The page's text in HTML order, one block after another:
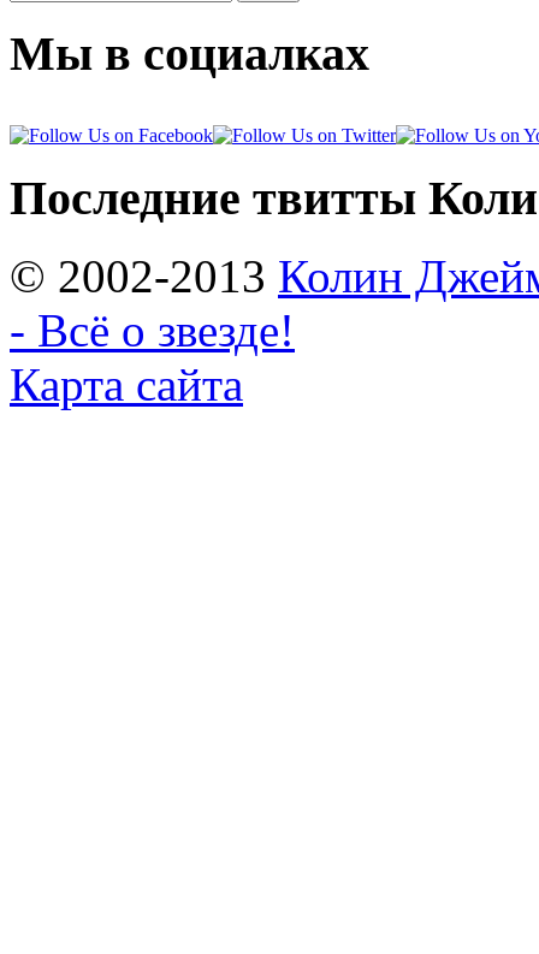
Мы в социалках
Последние твитты
© 2002-2013 Колин
- Всё о звезде!
Карта сайта